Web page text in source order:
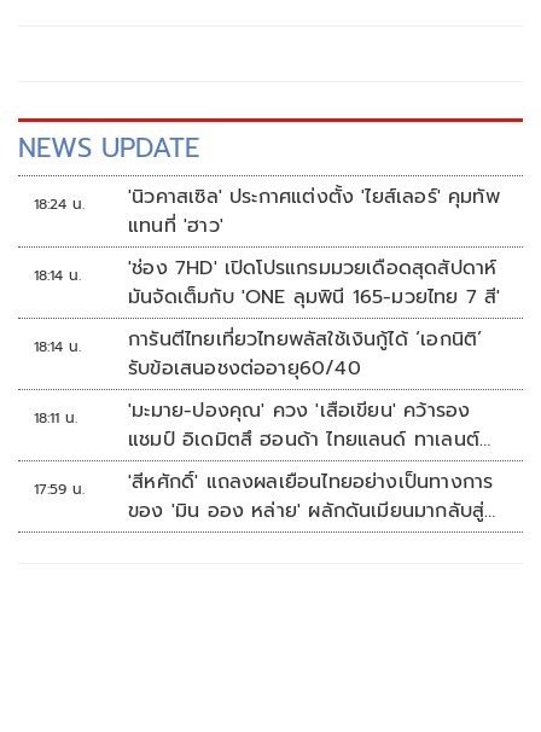
ประมงไทยให้เติบโตอย่างสมดุลและยั่งยืน
NEWS UPDATE
18:24 น.
'นิวคาสเซิล' ประกาศแต่งตั้ง 'ไยส์เลอร์' คุมทัพ
แทนที่ 'ฮาว'
18:14 น.
'ช่อง 7HD' เปิดโปรแกรมมวยเดือดสุดสัปดาห์
มันจัดเต็มกับ 'ONE ลุมพินี 165-มวยไทย 7 สี'
18:14 น.
การันตีไทยเที่ยวไทยพลัสใช้เงินกู้ได้ ‘เอกนิติ’
รับข้อเสนอชงต่ออายุ60/40
18:11 น.
'มะมาย-ปองคุณ' ควง 'เสือเขียน' คว้ารอง
แชมป์ อิเดมิตสึ ฮอนด้า ไทยแลนด์ ทาเลนต์
คัพ สนาม 3
17:59 น.
'สีหศักดิ์' แถลงผลเยือนไทยอย่างเป็นทางการ
ของ 'มิน ออง หล่าย' ผลักดันเมียนมากลับสู่
อาเซียน